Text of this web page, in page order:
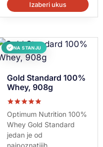
Izaberi ukus
✓ NA STANJU
Gold Standard 100%
Whey, 908g
Ocenjeno sa
5.00
od 5
Optimum Nutrition 100%
Whey Gold Standard
jedan je od
najpoznatijih...